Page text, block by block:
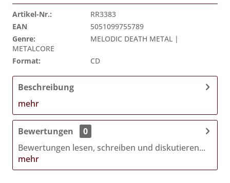
Artikel-Nr.:
RR3383
EAN
5051099755789
Genre:
MELODIC DEATH METAL |
METALCORE
Format:
CD
Beschreibung
mehr
Bewertungen
0
Bewertungen lesen, schreiben und diskutieren...
mehr